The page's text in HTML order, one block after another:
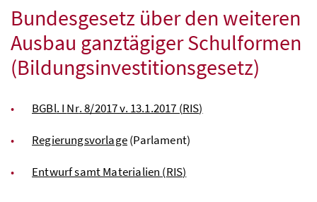
Bundesgesetz über den weiteren
Ausbau ganztägiger Schulformen
(Bildungsinvestitionsgesetz)
BGBl. I Nr. 8/2017 v. 13.1.2017 (RIS)
Regierungsvorlage(Parlament)
Entwurf samt Materialien (RIS)